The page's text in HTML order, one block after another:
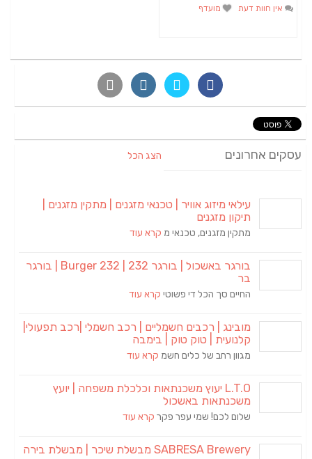
אין חוות דעת מועדף
עסקים אחרונים הצג הכל
עילאי מיזוג אוויר | טכנאי מזגנים | מתקין מזגנים |
תיקון מזגנים
מתקין מזגנים, טכנאי מ קרא עוד
בורגר באשכול | בורגר 232 | Burger 232 | בורגר
בר
החיים סך הכל די פשוטי קרא עוד
מובינג | רכבים חשמליים | רכב חשמלי |רכב תפעולי|
קלנועית | טוק טוק | בימבה
מגוון רחב של כלים חשמ קרא עוד
L.T.O יעוץ משכנתאות וכלכלת משפחה | יועץ
משכנתאות באשכול
שלום לכם! שמי עפר פקר קרא עוד
SABRESA Brewery מבשלת שיכר | מבשלת בירה